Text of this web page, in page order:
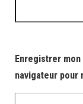
Enregistrer
navigateur pour